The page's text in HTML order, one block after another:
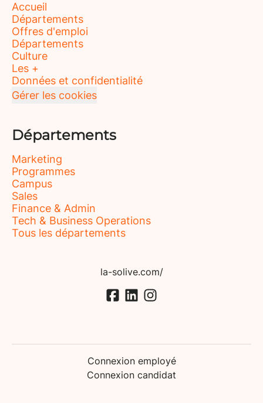
Accueil
Départements
Offres d'emploi
Départements
Culture
Les +
Données et confidentialité
Gérer les cookies
Départements
Marketing
Programmes
Campus
Sales
Finance & Admin
Tech & Business Operations
Tous les départements
la-solive.com/
Connexion employé
Connexion candidat